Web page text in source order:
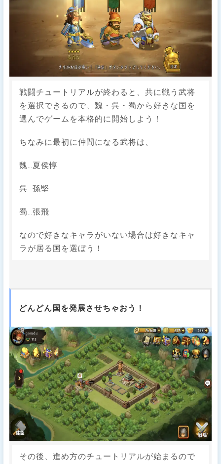
戦闘チュートリアルが終わると、共に戦う武将
を選択できるので、魏・呉・蜀から好きな国を
選んでゲームを本格的に開始しよう！
ちなみに最初に仲間になる武将は、
魏…夏侯惇
呉…孫堅
蜀…張飛
なので好きなキャラがいない場合は好きなキャ
ラが居る国を選ぼう！
どんどん国を発展させちゃおう！
その後、進め方のチュートリアルが始まるので